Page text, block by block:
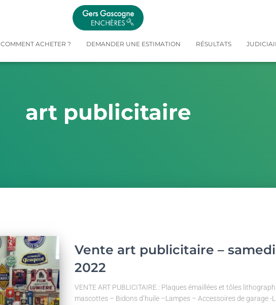
COMMENT ACHETER ? DEMANDER UNE ESTIMATION RÉSULTATS
art publicitaire
Vente art publicitaire –
2022
VENTE ART PUBLICITAIRE : Plaques émaillées et tôles
mascottes – Bidons d’huile –Lampes – Accessoires de garage -